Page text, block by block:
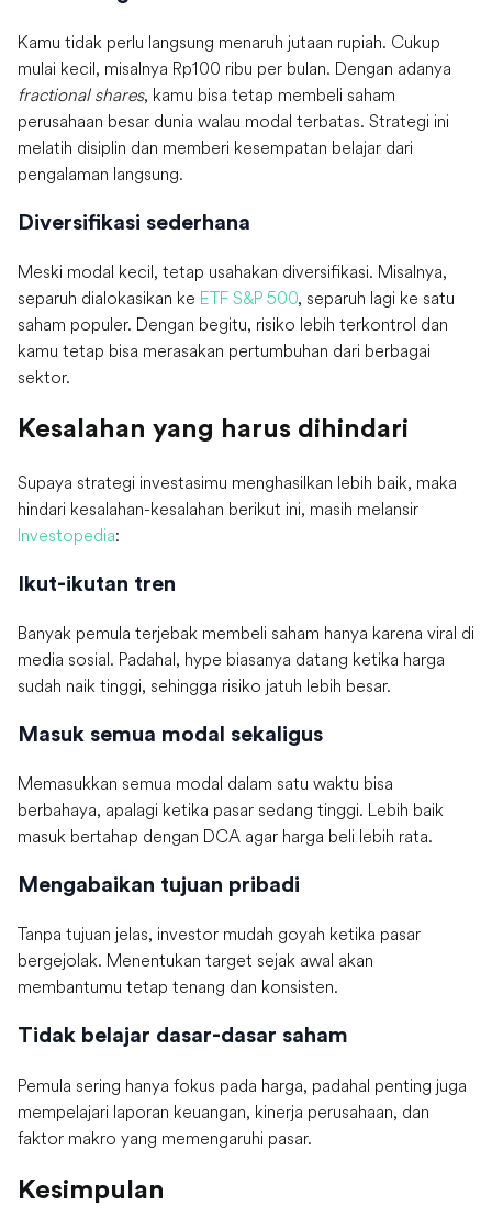
Kamu tidak perlu langsung menaruh jutaan rupiah. Cukup
mulai kecil, misalnya Rp100 ribu per bulan. Dengan adanya
fractional shares, kamu bisa tetap membeli saham
perusahaan besar dunia walau modal terbatas. Strategi ini
melatih disiplin dan memberi kesempatan belajar dari
pengalaman langsung.
Diversifikasi sederhana
Meski modal kecil, tetap usahakan diversifikasi. Misalnya,
separuh dialokasikan ke ETF S&P 500, separuh lagi ke satu
saham populer. Dengan begitu, risiko lebih terkontrol dan
kamu tetap bisa merasakan pertumbuhan dari berbagai
sektor.
Kesalahan yang harus dihindari
Supaya strategi investasimu menghasilkan lebih baik, maka
hindari kesalahan-kesalahan berikut ini, masih melansir
Investopedia:
Ikut-ikutan tren
Banyak pemula terjebak membeli saham hanya karena viral di
media sosial. Padahal, hype biasanya datang ketika harga
sudah naik tinggi, sehingga risiko jatuh lebih besar.
Masuk semua modal sekaligus
Memasukkan semua modal dalam satu waktu bisa
berbahaya, apalagi ketika pasar sedang tinggi. Lebih baik
masuk bertahap dengan DCA agar harga beli lebih rata.
Mengabaikan tujuan pribadi
Tanpa tujuan jelas, investor mudah goyah ketika pasar
bergejolak. Menentukan target sejak awal akan
membantumu tetap tenang dan konsisten.
Tidak belajar dasar-dasar saham
Pemula sering hanya fokus pada harga, padahal penting juga
mempelajari laporan keuangan, kinerja perusahaan, dan
faktor makro yang memengaruhi pasar.
Kesimpulan